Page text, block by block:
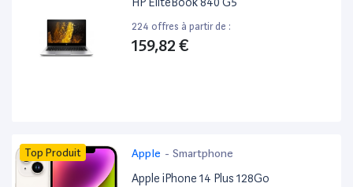
224 offres à partir de :
159,82 €
Top Produit Apple - Smartphone
Apple iPhone 14 Plus 128Go